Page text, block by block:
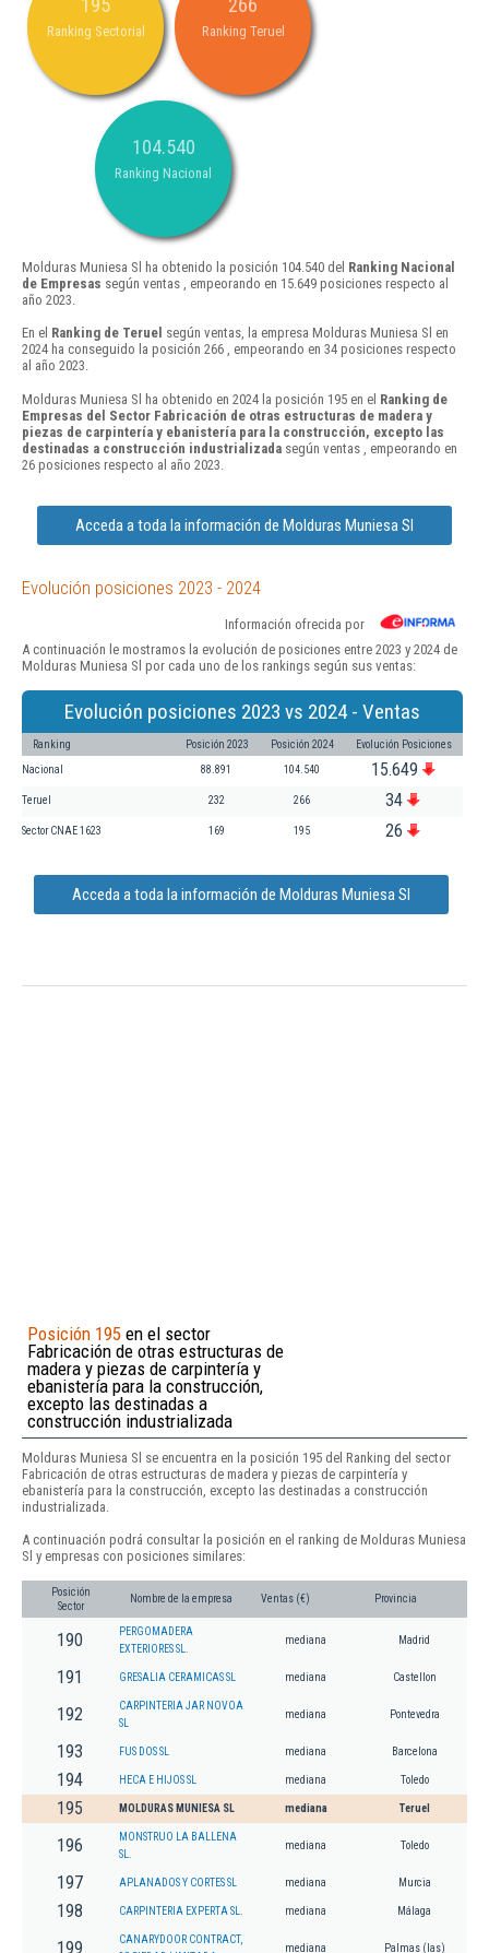
195
Ranking Sectorial
266
Ranking Teruel
104.540
Ranking Nacional
Molduras Muniesa Sl ha obtenido la posición 104.540 del Ranking Nacional
de Empresas según ventas , empeorando en 15.649 posiciones respecto al
año 2023.
En el Ranking de Teruel según ventas, la empresa Molduras Muniesa Sl en
2024 ha conseguido la posición 266 , empeorando en 34 posiciones respecto
al año 2023.
Molduras Muniesa Sl ha obtenido en 2024 la posición 195 en el Ranking de
Empresas del Sector Fabricación de otras estructuras de madera y
piezas de carpintería y ebanistería para la construcción, excepto las
destinadas a construcción industrializada según ventas , empeorando en
26 posiciones respecto al año 2023.
Acceda a toda la información de Molduras Muniesa Sl
Evolución posiciones 2023 - 2024
Información ofrecida por
A continuación le mostramos la evolución de posiciones entre 2023 y 2024 de
Molduras Muniesa Sl por cada uno de los rankings según sus ventas:
Evolución posiciones 2023 vs 2024 - Ventas
Ranking Posición 2023 Posición 2024 Evolución Posiciones
Nacional 88.891 104.540 15.649
Teruel 232 266 34
Sector CNAE 1623 169 195 26
Acceda a toda la información de Molduras Muniesa Sl
Posición 195 en el sector
Fabricación de otras estructuras de
madera y piezas de carpintería y
ebanistería para la construcción,
excepto las destinadas a
construcción industrializada
Molduras Muniesa Sl se encuentra en la posición 195 del Ranking del sector
Fabricación de otras estructuras de madera y piezas de carpintería y
ebanistería para la construcción, excepto las destinadas a construcción
industrializada.
A continuación podrá consultar la posición en el ranking de Molduras Muniesa
Sl y empresas con posiciones similares:
Posición
Sector
Nombre de la empresa Ventas (€) Provincia
190
PERGOMADERA
EXTERIORES SL.
mediana Madrid
191 GRESALIA CERAMICAS SL mediana Castellon
192
CARPINTERIA JAR NOVOA
SL
mediana Pontevedra
193 FUS DOS SL mediana Barcelona
194 HECA E HIJOS SL mediana Toledo
195 MOLDURAS MUNIESA SL mediana Teruel
196
MONSTRUO LA BALLENA
SL.
mediana Toledo
197 APLANADOS Y CORTES SL mediana Murcia
198 CARPINTERIA EXPERTA SL. mediana Málaga
199
CANARYDOOR CONTRACT,
mediana Palmas (las)